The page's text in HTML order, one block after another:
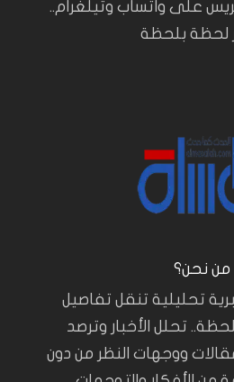
على واتساب وتيلغرام..
لحظة بلحظة
من نحن؟
تحليلية تنقل تفاصيل
تحلل الأخبار وترصد
ووجهات النظر من دون